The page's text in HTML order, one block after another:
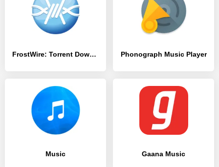
FrostWire: Torrent Downloader & Music Player Phonograph Music Player
Music Gaana Music